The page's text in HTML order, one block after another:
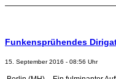
Funkensprühendes
15. September 2016 - 08:56 Uhr